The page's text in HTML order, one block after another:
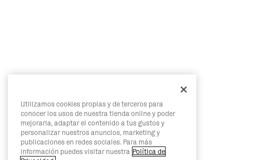
Utilizamos cookies propias y de terceros para
conocer los usos de nuestra tienda online y poder
mejorarla, adaptar el contenido a tus gustos y
personalizar nuestros anuncios, marketing y
publicaciones en redes sociales. Para más
información puedes visitar nuestra Política de